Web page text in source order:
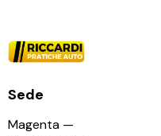
Sede
Magenta —